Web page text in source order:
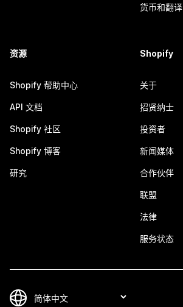
货币和翻译
资源
Shopify 帮助中心
API 文档
Shopify 社区
Shopify 博客
研究
Shopify
关于
招贤纳士
投资者
新闻媒体
合作伙伴
联盟
法律
服务状态